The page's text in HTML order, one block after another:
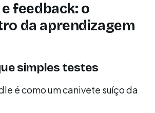
feedback: o
da aprendizagem
simples testes
é como um canivete suíço da